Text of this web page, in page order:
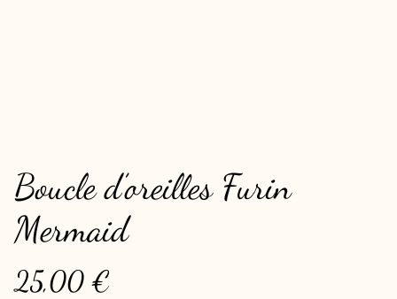
Boucle d’oreilles Furin
Mermaid
25,00 €